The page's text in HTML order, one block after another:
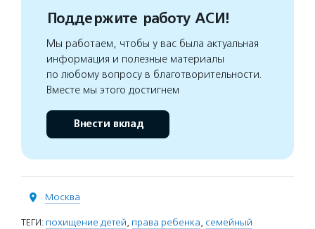
Поддержите работу АСИ!
Мы работаем, чтобы у вас была актуальная
информация и полезные материалы
по любому вопросу в благотворительности.
Вместе мы этого достигнем
Внести вклад
Москва
ТЕГИ: похищение детей, права ребенка, семейный